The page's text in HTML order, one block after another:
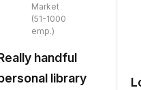
Market
(51-1000
emp.)
handful
library